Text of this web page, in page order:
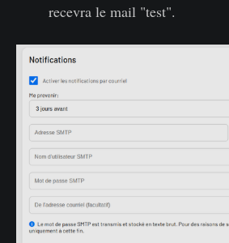
recevra le mail "test".